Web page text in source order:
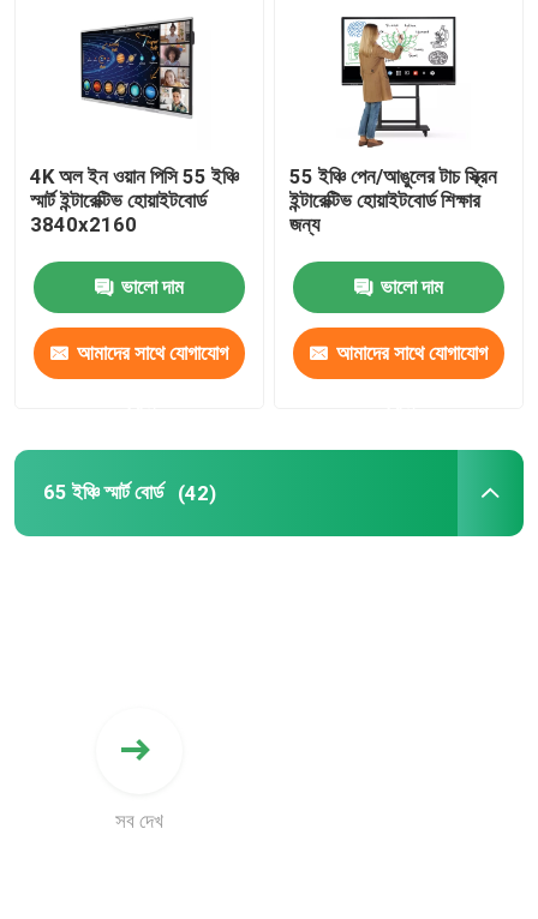
4K অল ইন ওয়ান পিসি 55 ইঞ্চি
স্মার্ট ইন্টারেক্টিভ হোয়াইটবোর্ড
3840x2160
ভালো দাম
আমাদের সাথে যোগাযোগ
55 ইঞ্চি পেন/আঙুলের টাচ স্ক্রিন
ইন্টারেক্টিভ হোয়াইটবোর্ড শিক্ষার
জন্য
ভালো দাম
আমাদের সাথে যোগাযোগ
65 ইঞ্চি স্মার্ট বোর্ড (42)
সব দেখ